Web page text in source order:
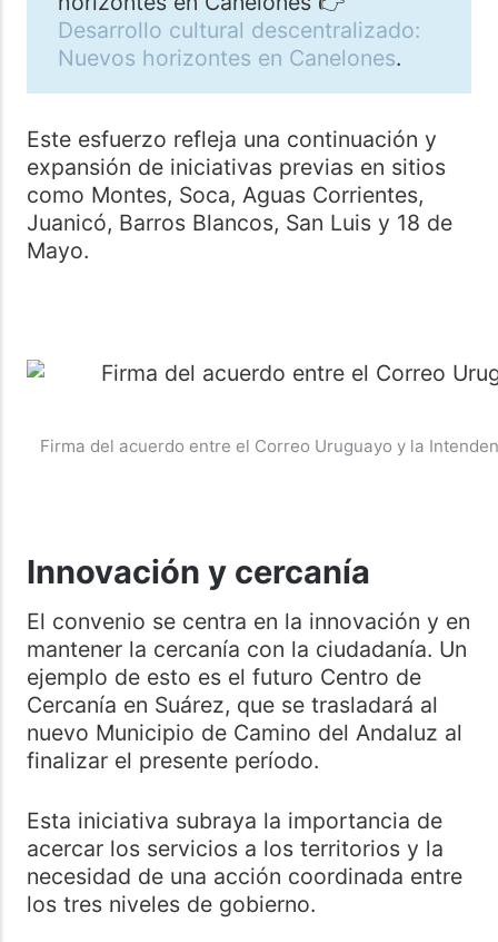
Desarrollo cultural descentralizado:
Nuevos horizontes en Canelones.
Este esfuerzo refleja una continuación y
expansión de iniciativas previas en sitios
como Montes, Soca, Aguas Corrientes,
Juanicó, Barros Blancos, San Luis y 18 de
Mayo.
Firma del acuerdo entre el Correo Uruguayo y la
Innovación y cercanía
El convenio se centra en la innovación y en
mantener la cercanía con la ciudadanía. Un
ejemplo de esto es el futuro Centro de
Cercanía en Suárez, que se trasladará al
nuevo Municipio de Camino del Andaluz al
finalizar el presente período.
Esta iniciativa subraya la importancia de
acercar los servicios a los territorios y la
necesidad de una acción coordinada entre
los tres niveles de gobierno.